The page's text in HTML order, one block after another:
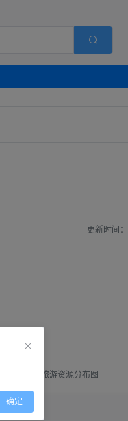
更新时间：
地图类型-旅游资源分布图
确定